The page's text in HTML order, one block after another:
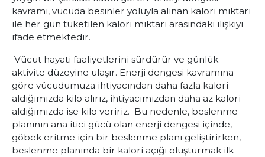
kavramı, vücuda besinler yoluyla alınan kalori miktarı
ile her gün tüketilen kalori miktarı arasındaki ilişkiyi
ifade etmektedir.
Vücut hayati faaliyetlerini sürdürür ve günlük
aktivite düzeyine ulaşır. Enerji dengesi kavramına
göre vücudumuza ihtiyacından daha fazla kalori
aldığımızda kilo alırız, ihtiyacımızdan daha az kalori
aldığımızda ise kilo veririz. Bu nedenle, beslenme
planının ana itici gücü olan enerji dengesi içinde,
göbek eritme için bir beslenme planı geliştirirken,
beslenme planında bir kalori açığı oluşturmak ilk